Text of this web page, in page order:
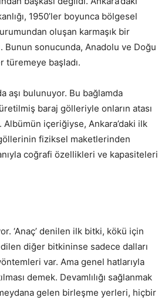
1950’ler boyunca bölgesel
oluşan karmaşık bir
Bunun sonucunda, Anadolu ve Doğu
türemeye başladı.
aşı bulunuyor. Bu bağlamda
baraj gölleriyle onların atası
Albümün içeriğiyse, Ankara’daki ilk
fiziksel maketlerinden
coğrafi özellikleri ve kapasiteleri
‘Anaç’ denilen ilk bitki, kökü için
diğer bitkininse sadece dalları
var. Ama genel hatlarıyla
demek. Devamlılığı sağlanmak
gelen birleşme yerleri, hiçbir